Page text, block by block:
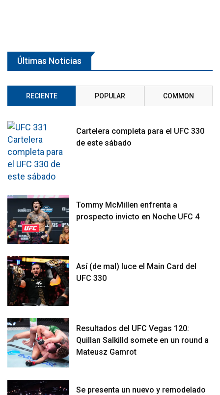
Últimas Noticias
RECIENTE POPULAR COMMON
Cartelera completa para el UFC 330
de este sábado
Tommy McMillen enfrenta a
prospecto invicto en Noche UFC 4
Así (de mal) luce el Main Card del
UFC 330
Resultados del UFC Vegas 120:
Quillan Salkilld somete en un round a
Mateusz Gamrot
Se presenta un nuevo y remodelado